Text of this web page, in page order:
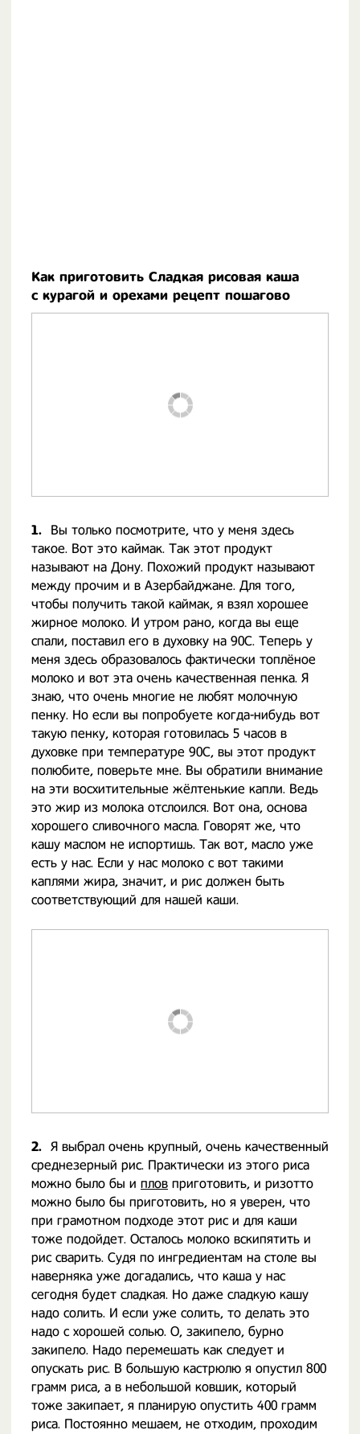
Как приготовить Сладкая рисовая каша
с курагой и орехами рецепт пошагово
1.
Вы только посмотрите, что у меня здесь
такое. Вот это каймак. Так этот продукт
называют на Дону. Похожий продукт называют
между прочим и в Азербайджане. Для того,
чтобы получить такой каймак, я взял хорошее
жирное молоко. И утром рано, когда вы еще
спали, поставил его в духовку на 90С. Теперь у
меня здесь образовалось фактически топлёное
молоко и вот эта очень качественная пенка. Я
знаю, что очень многие не любят молочную
пенку. Но если вы попробуете когда-нибудь вот
такую пенку, которая готовилась 5 часов в
духовке при температуре 90С, вы этот продукт
полюбите, поверьте мне. Вы обратили внимание
на эти восхитительные жёлтенькие капли. Ведь
это жир из молока отслоился. Вот она, основа
хорошего сливочного масла. Говорят же, что
кашу маслом не испортишь. Так вот, масло уже
есть у нас. Если у нас молоко с вот такими
каплями жира, значит, и рис должен быть
соответствующий для нашей каши.
2. Я выбрал очень крупный, очень качественный
среднезерный рис. Практически из этого риса
можно было бы и плов приготовить, и ризотто
можно было бы приготовить, но я уверен, что
при грамотном подходе этот рис и для каши
тоже подойдет. Осталось молоко вскипятить и
рис сварить. Судя по ингредиентам на столе вы
наверняка уже догадались, что каша у нас
сегодня будет сладкая. Но даже сладкую кашу
надо солить. И если уже солить, то делать это
надо с хорошей солью. О, закипело, бурно
закипело. Надо перемешать как следует и
опускать рис. В большую кастрюлю я опустил 800
грамм риса, а в небольшой ковшик, который
тоже закипает, я планирую опустить 400 грамм
риса. Постоянно мешаем, не отходим, проходим